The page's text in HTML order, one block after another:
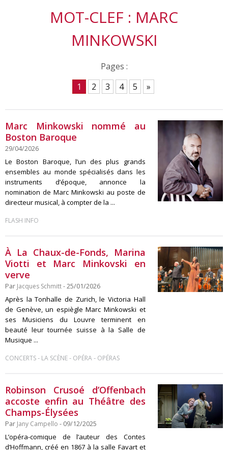
MOT-CLEF : MARC
MINKOWSKI
Pages :
1
2 3 4 5 »
Marc Minkowski nommé au
Boston Baroque
29/04/2026
Le Boston Baroque, l’un des plus grands
ensembles au monde spécialisés dans les
instruments d’époque, annonce la
nomination de Marc Minkowski au poste de
directeur musical, à compter de la ...
FLASH INFO
À La Chaux-de-Fonds, Marina
Viotti et Marc Minkovski en
verve
Par Jacques Schmitt- 25/01/2026
Après la Tonhalle de Zurich, le Victoria Hall
de Genève, un espiègle Marc Minkowski et
ses Musiciens du Louvre terminent en
beauté leur tournée suisse à la Salle de
Musique ...
CONCERTS- LA SCÈNE- OPÉRA- OPÉRAS
Robinson Crusoé d’Offenbach
accoste enfin au Théâtre des
Champs-Élysées
Par Jany Campello - 09/12/2025
L’opéra-comique de l’auteur des Contes
d’Hoffmann, créé en 1867 à la salle Favart et